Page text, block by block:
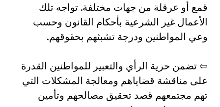
قمع أو عرقلة من جهات مختلفة. تواجه تلك
الأعمال غير الشرعية بأحكام القانون وحسب
وعي المواطنين ودرجة تشبثهم بحقوقهم.
⇦ تضمن حرية الرأي والتعبير للمواطنين القدرة
على مناقشة قضاياهم ومعالجة المشكلات التي
تهم مجتمعهم قصد تحقيق مصالحهم وتأمين